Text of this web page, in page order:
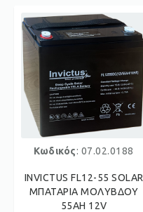
Κωδικός: 07.02.0188
INVICTUS FL12-55 SOLAR
ΜΠΑΤΑΡΙΑ ΜΟΛΥΒΔΟΥ
55AH 12V